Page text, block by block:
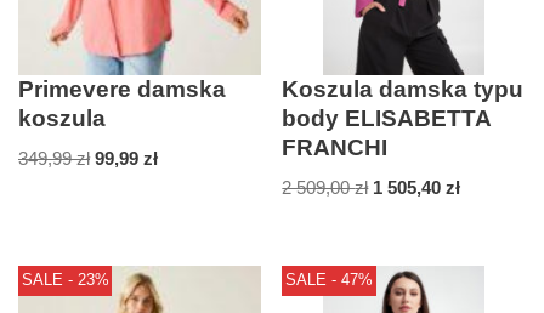
Primevere damska
koszula
349,99zł 99,99 zł
Koszula damska typu
body ELISABETTA
FRANCHI
2 509,00zł 1 505,40zł
SALE - 23% SALE - 47%